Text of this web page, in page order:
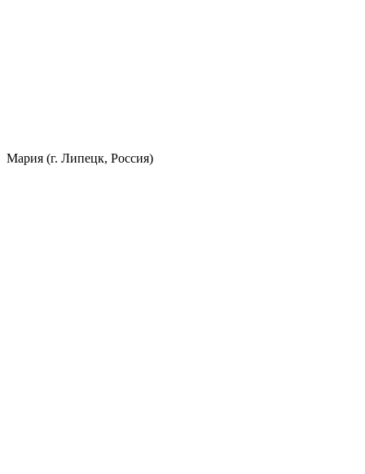
Мария (г. Липецк, Россия)